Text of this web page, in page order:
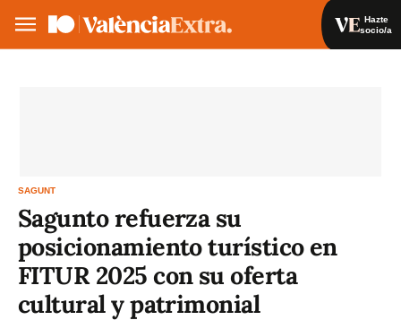
Hazte
socio/a
SAGUNT
Sagunto refuerza su
posicionamiento turístico en
FITUR 2025 con su oferta
cultural y patrimonial